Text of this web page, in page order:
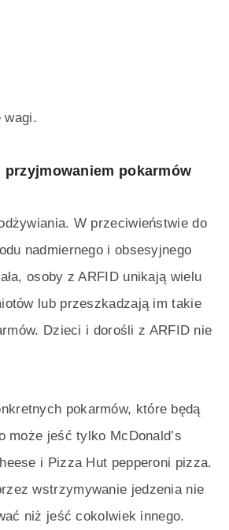
wagi.
pokarmów
W przeciwieństwie do
nadmiernego i obsesyjnego
osoby z ARFID unikają wielu
lub przeszkadzają im takie
Dzieci i dorośli z ARFID nie
pokarmów, które będą
może jeść tylko McDonald’s
i Pizza Hut pepperoni pizza.
wstrzymywanie jedzenia nie
niż jeść cokolwiek innego.